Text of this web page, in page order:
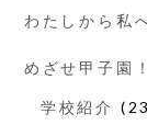
わたしから私
めざせ甲子園！
学校紹介